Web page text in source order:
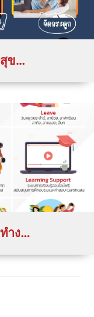
Cube Softtech สวัสดิการสุขภาพปีละ 2,000 บาท
สวัสดิการเเน่นๆเเบบนี้ ต้องทำงานที่ Cube SoftTech